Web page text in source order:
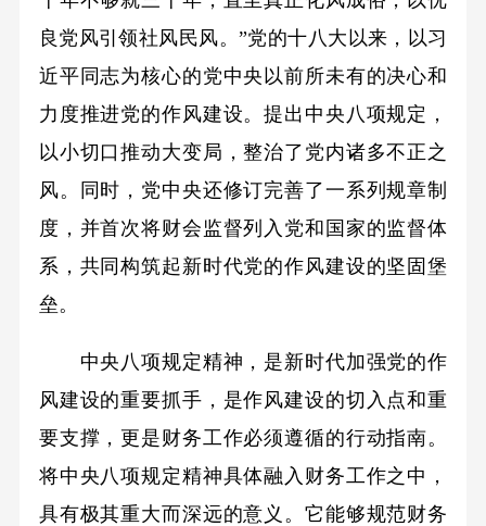
良党风引领社风民风。”党的十八大以来，以习
近平同志为核心的党中央以前所未有的决心和
力度推进党的作风建设。提出中央八项规定，
以小切口推动大变局，整治了党内诸多不正之
风。同时，党中央还修订完善了一系列规章制
度，并首次将财会监督列入党和国家的监督体
系，共同构筑起新时代党的作风建设的坚固堡
垒。
中央八项规定精神，是新时代加强党的作
风建设的重要抓手，是作风建设的切入点和重
要支撑，更是财务工作必须遵循的行动指南。
将中央八项规定精神具体融入财务工作之中，
具有极其重大而深远的意义。它能够规范财务